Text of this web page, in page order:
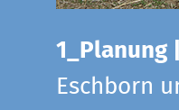
1_Planung
Eschborn